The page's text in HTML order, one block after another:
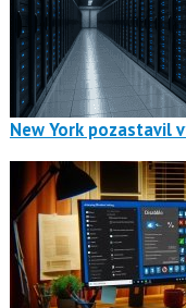
New York pozastavil